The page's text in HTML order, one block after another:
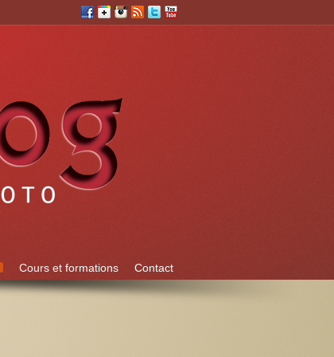
Cours et formations Contact